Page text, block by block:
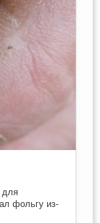
для
фольгу из-